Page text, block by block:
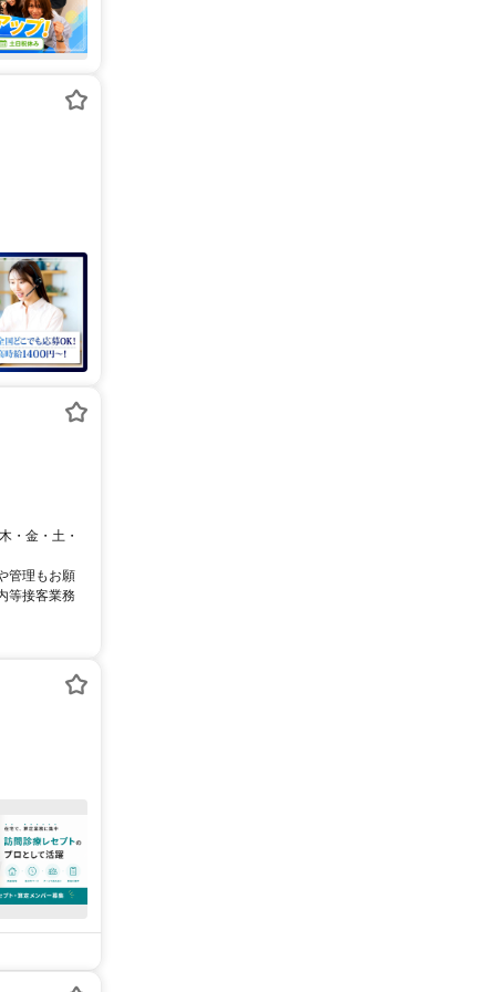
・金・土・
管理もお願
等接客業務